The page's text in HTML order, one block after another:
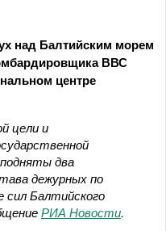
над Балтийским морем
ВВС
центре
цели и
два
дежурных по
сил Балтийского
РИА Новости.